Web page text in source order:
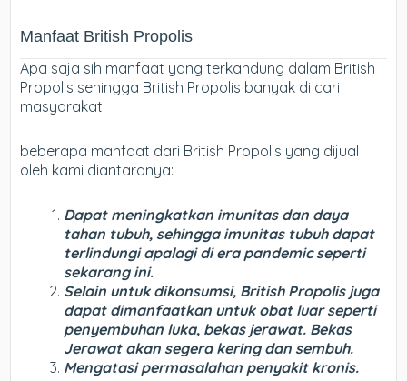
Manfaat British Propolis
Apa saja sih manfaat yang terkandung dalam British
Propolis sehingga British Propolis banyak di cari
masyarakat.
beberapa manfaat dari British Propolis yang dijual
oleh kami diantaranya:
Dapat meningkatkan imunitas dan daya
tahan tubuh, sehingga imunitas tubuh dapat
terlindungi apalagi di era pandemic seperti
sekarang ini.
Selain untuk dikonsumsi, British Propolis juga
dapat dimanfaatkan untuk obat luar seperti
penyembuhan luka, bekas jerawat. Bekas
Jerawat akan segera kering dan sembuh.
Mengatasi permasalahan penyakit kronis.